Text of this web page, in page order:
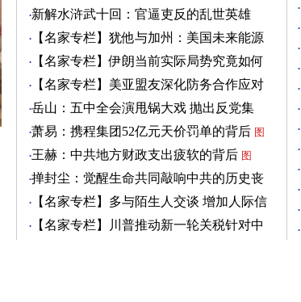
贿？
新解水浒武十回：官逼吏反的乱世英雄
（4） 图
【名家专栏】犹他与加州：美国未来能源
之争 图
【名家专栏】伊朗当前实际局势究竟如何
图
【名家专栏】美亚盟友深化防务合作应对
中共
图
岳山：五中全会演甩锅大戏 抛出反党集
团？
萧易：携程集团52亿元天价罚单的背后 图
王赫：中共地方财政支出疲软的背后 图
掸封尘：觉醒生命共同敲响中共的历史丧
钟 图
【名家专栏】多与陌生人交谈 增加人际信
任 图
【名家专栏】川普推动新一轮关税针对中